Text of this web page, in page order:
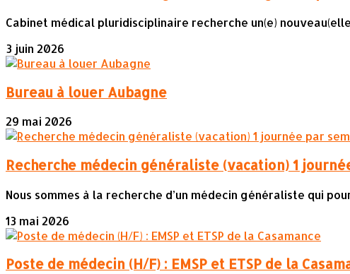
Cabinet médical pluridisciplinaire recherche un(e)
3 juin 2026
Bureau à louer Aubagne
29 mai 2026
Recherche médecin généraliste (vacation) 1
Nous sommes à la recherche d’un médecin généraliste qui
13 mai 2026
Poste de médecin (H/F) : EMSP et ETSP de la